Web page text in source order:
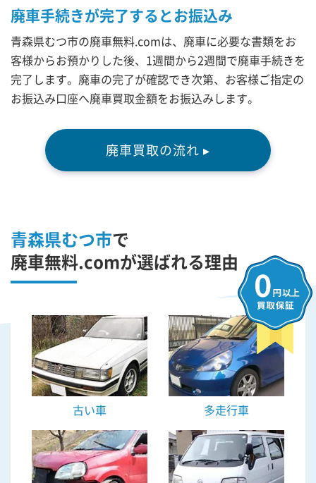
廃車手続きが完了するとお振込み
青森県むつ市の廃車無料.comは、廃車に必要な書類をお
客様からお預かりした後、1週間から2週間で廃車手続きを
完了します。廃車の完了が確認でき次第、お客様ご指定の
お振込み口座へ廃車買取金額をお振込みします。
廃車買取の流れ ▸
青森県むつ市で
廃車無料.comが選ばれる理由
古い車 多走行車